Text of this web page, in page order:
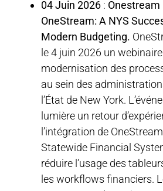
04 Juin 2026 : Onestream
OneStream: A NYS
Modern Budgeting.
le 4 juin 2026 un
modernisation des
au sein des
l’État de New York.
lumière un retour
l’intégration de
Statewide Financial
réduire l’usage des
les workflows financiers.